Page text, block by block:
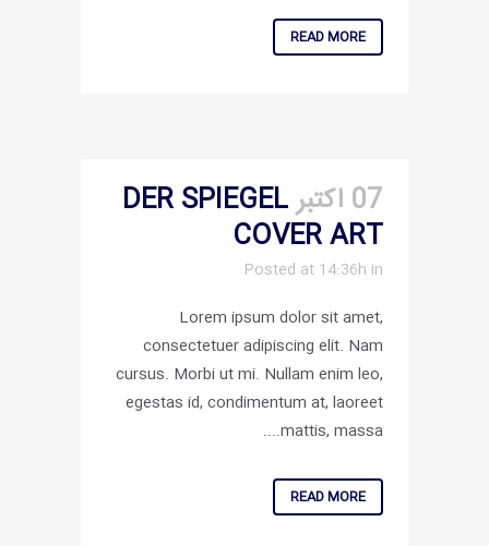
READ MORE
07 اکتبر
DER SPIEGEL
COVER ART
Posted at 14:36h in
Lorem ipsum dolor sit amet,
consectetuer adipiscing elit. Nam
cursus. Morbi ut mi. Nullam enim leo,
egestas id, condimentum at, laoreet
mattis, massa....
READ MORE